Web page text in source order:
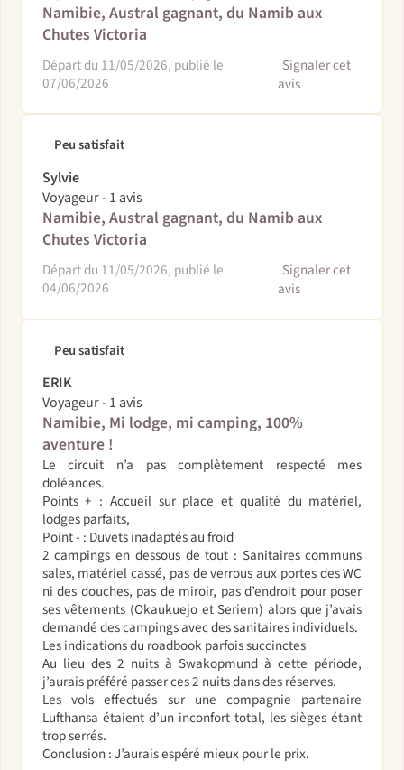
Namibie, Austral gagnant, du Namib aux
Chutes Victoria
Départ du 11/05/2026, publié le
07/06/2026
Signaler cet
avis
Peu satisfait
Sylvie
Voyageur - 1 avis
Namibie, Austral gagnant, du Namib aux
Chutes Victoria
Départ du 11/05/2026, publié le
04/06/2026
Signaler cet
avis
Peu satisfait
ERIK
Voyageur - 1 avis
Namibie, Mi lodge, mi camping, 100%
aventure !
Le circuit n’a pas complètement respecté mes
doléances.
Points + : Accueil sur place et qualité du matériel,
lodges parfaits,
Point - : Duvets inadaptés au froid
2 campings en dessous de tout : Sanitaires communs
sales, matériel cassé, pas de verrous aux portes des WC
ni des douches, pas de miroir, pas d’endroit pour poser
ses vêtements (Okaukuejo et Seriem) alors que j’avais
demandé des campings avec des sanitaires individuels.
Les indications du roadbook parfois succinctes
Au lieu des 2 nuits à Swakopmund à cette période,
j’aurais préféré passer ces 2 nuits dans des réserves.
Les vols effectués sur une compagnie partenaire
Lufthansa étaient d’un inconfort total, les sièges étant
trop serrés.
Conclusion : J’aurais espéré mieux pour le prix.